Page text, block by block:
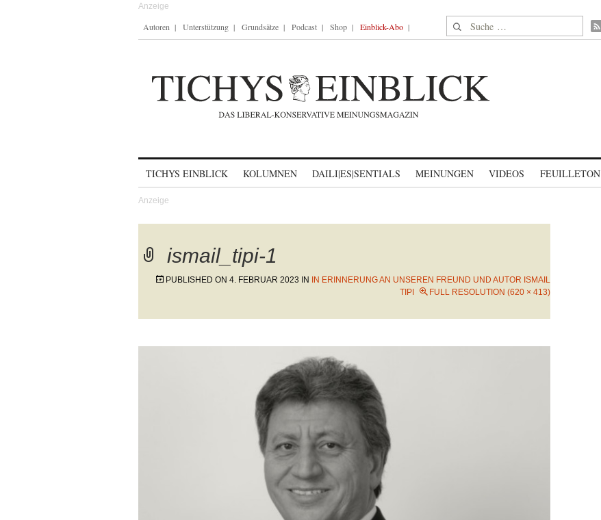
Autoren Unterstützung Grundsätze Podcast Shop Einblick-Abo Suche nach:
TICHYS EINBLICK KOLUMNEN DAILI|ES|SENTIALS MEINUNGEN VIDEOS FEUILLETON
ismail_tipi-1
PUBLISHED ON 4. FEBRUAR 2023 IN
IN ERINNERUNG AN UNSEREN FREUND UND AUTOR ISMAIL
TIPI
FULL RESOLUTION (620 × 413)